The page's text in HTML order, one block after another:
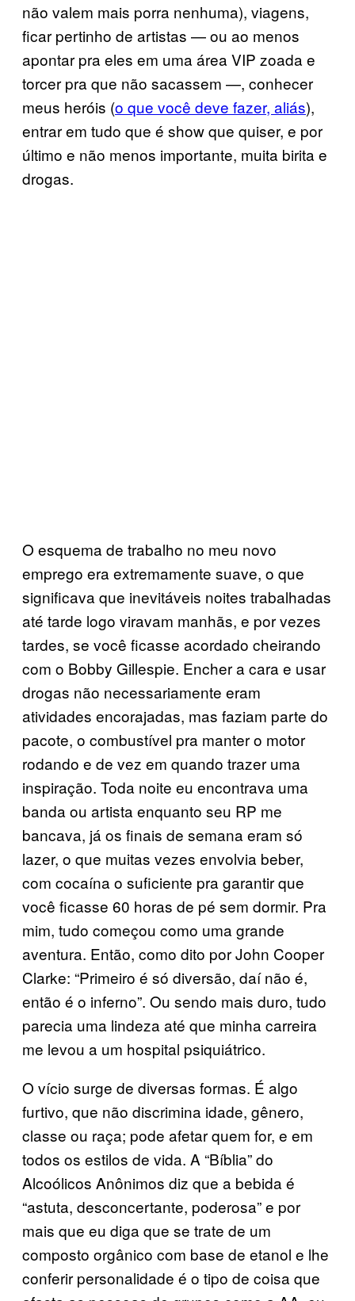
não valem mais porra nenhuma), viagens,
ficar pertinho de artistas — ou ao menos
apontar pra eles em uma área VIP zoada e
torcer pra que não sacassem —, conhecer
meus heróis (o que você deve fazer, aliás),
entrar em tudo que é show que quiser, e por
último e não menos importante, muita birita e
drogas.
O esquema de trabalho no meu novo
emprego era extremamente suave, o que
significava que inevitáveis noites trabalhadas
até tarde logo viravam manhãs, e por vezes
tardes, se você ficasse acordado cheirando
com o Bobby Gillespie. Encher a cara e usar
drogas não necessariamente eram
atividades encorajadas, mas faziam parte do
pacote, o combustível pra manter o motor
rodando e de vez em quando trazer uma
inspiração. Toda noite eu encontrava uma
banda ou artista enquanto seu RP me
bancava, já os finais de semana eram só
lazer, o que muitas vezes envolvia beber,
com cocaína o suficiente pra garantir que
você ficasse 60 horas de pé sem dormir. Pra
mim, tudo começou como uma grande
aventura. Então, como dito por John Cooper
Clarke: “Primeiro é só diversão, daí não é,
então é o inferno”. Ou sendo mais duro, tudo
parecia uma lindeza até que minha carreira
me levou a um hospital psiquiátrico.
O vício surge de diversas formas. É algo
furtivo, que não discrimina idade, gênero,
classe ou raça; pode afetar quem for, e em
todos os estilos de vida. A “Bíblia” do
Alcoólicos Anônimos diz que a bebida é
“astuta, desconcertante, poderosa” e por
mais que eu diga que se trate de um
composto orgânico com base de etanol e lhe
conferir personalidade é o tipo de coisa que